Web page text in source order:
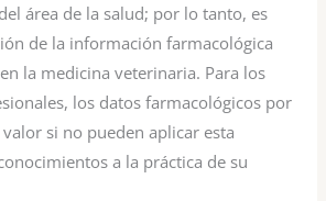
área de la salud; por lo tanto, es
de la información farmacológica
la medicina veterinaria. Para los
los datos farmacológicos por
si no pueden aplicar esta
a la práctica de su